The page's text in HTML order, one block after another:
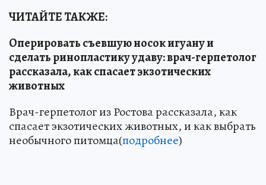
ЧИТАЙТЕ ТАКЖЕ:
Оперировать съевшую носок игуану и
сделать ринопластику удаву: врач-герпетолог
рассказала, как спасает экзотических
животных
Врач-герпетолог из Ростова рассказала, как
спасает экзотических животных, и как выбрать
необычного питомца(подробнее)